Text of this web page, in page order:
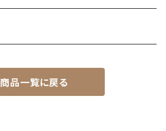
商品一覧に戻る